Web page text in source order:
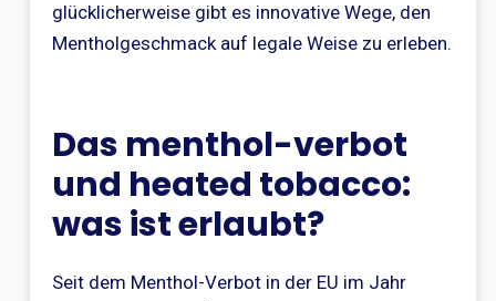
glücklicherweise gibt es innovative Wege, den
Mentholgeschmack auf legale Weise zu erleben.
Das menthol-verbot
und heated tobacco:
was ist erlaubt?
Seit dem Menthol-Verbot in der EU im Jahr